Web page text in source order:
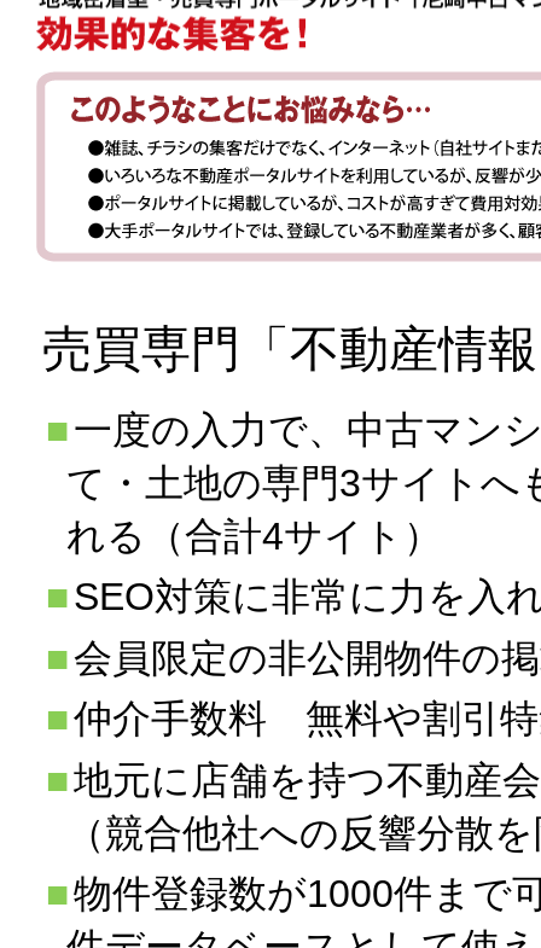
売買専門「不動産情
一度の入力で、中古マン
て・土地の専門3サイトへ
れる（合計4サイト）
SEO対策に非常に力を入
会員限定の非公開物件の
仲介手数料 無料や割引
地元に店舗を持つ不動産
（競合他社への反響分散
物件登録数が1000件まで